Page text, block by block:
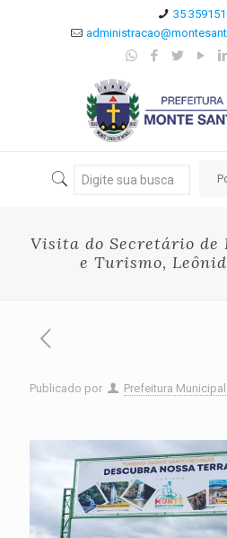
35
Visita do Secretário de
e Turismo,
Publicado por Prefeitura Municipal